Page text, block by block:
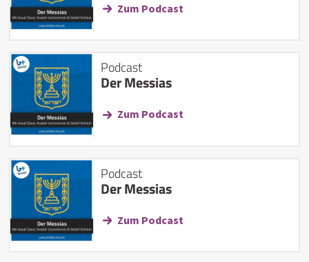
Zum Podcast
Podcast
Der Messias
Zum Podcast
Podcast
Der Messias
Zum Podcast